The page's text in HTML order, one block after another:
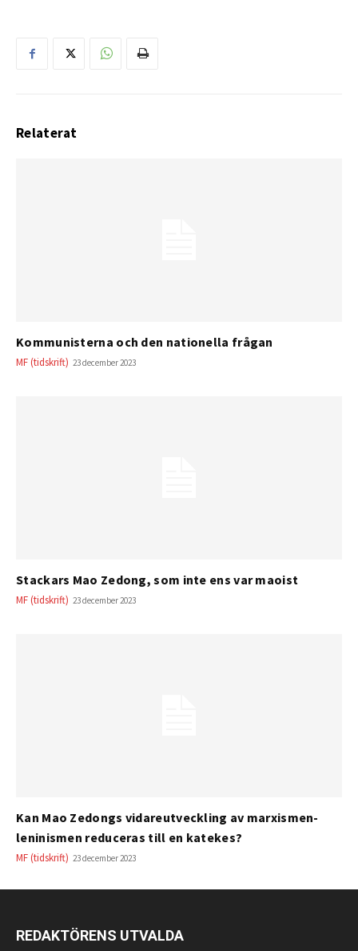
Relaterat
Kommunisterna och den nationella frågan
MF (tidskrift) 23 december 2023
Stackars Mao Zedong, som inte ens var maoist
MF (tidskrift) 23 december 2023
Kan Mao Zedongs vidareutveckling av marxismen-
leninismen reduceras till en katekes?
MF (tidskrift) 23 december 2023
REDAKTÖRENS UTVALDA